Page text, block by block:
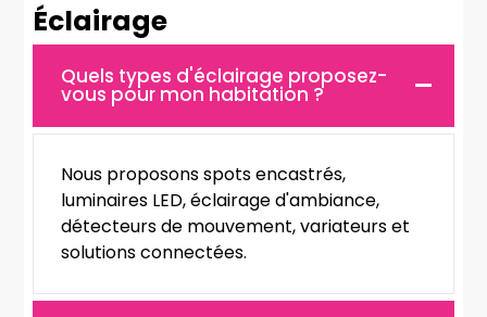
Éclairage
Quels types d'éclairage proposez-
vous pour mon habitation ?
Nous proposons spots encastrés,
luminaires LED, éclairage d'ambiance,
détecteurs de mouvement, variateurs et
solutions connectées.